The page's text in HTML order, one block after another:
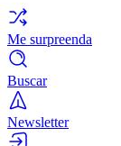
Me surpreenda
Buscar
Newsletter